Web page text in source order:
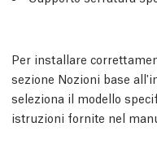
Per installare
sezione Nozioni base
seleziona il modello
istruzioni fornite nel